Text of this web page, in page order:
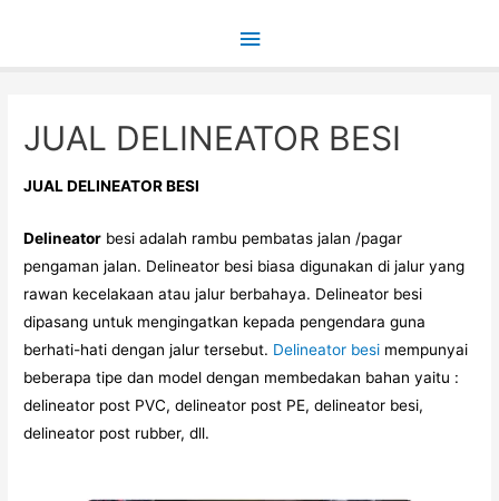
Main
JUAL DELINEATOR BESI
JUAL DELINEATOR BESI
Delineator besi adalah rambu pembatas jalan /pagar
pengaman jalan. Delineator besi biasa digunakan di jalur yang
rawan kecelakaan atau jalur berbahaya. Delineator besi
dipasang untuk mengingatkan kepada pengendara guna
berhati-hati dengan jalur tersebut. Delineator besi mempunyai
beberapa tipe dan model dengan membedakan bahan yaitu :
delineator post PVC, delineator post PE, delineator besi,
delineator post rubber, dll.